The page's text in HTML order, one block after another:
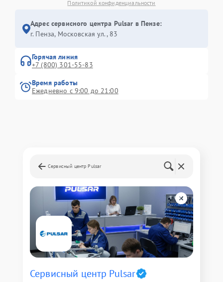
Политикой конфиденциальности
Адрес сервисного центра Pulsar в Пензе:
г. Пенза, Московская ул., 83
Горячая линия
+7 (800) 301-55-83
Время работы
Ежедневно с 9:00 до 21:00
Сервисный центр Pulsar
Сервисный центр Pulsar